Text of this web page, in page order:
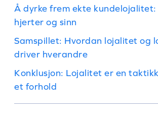
Å dyrke frem ekte kundelojalitet:
hjerter og sinn
Samspillet: Hvordan lojalitet og
driver hverandre
Konklusjon: Lojalitet er en
et forhold